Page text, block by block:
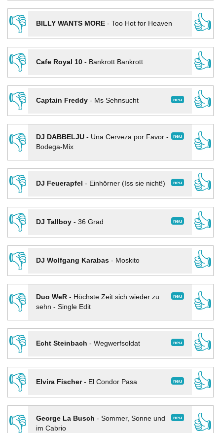
👎
BILLY WANTS MORE- Too Hot for Heaven
👍
👎
Cafe Royal 10- Bankrott Bankrott
👍
👎
neu
Captain Freddy- Ms Sehnsucht
👍
👎
neu
DJ DABBELJU- Una Cerveza por Favor -
Bodega-Mix
👍
👎
neu
DJ Feuerapfel - Einhörner (Iss sie nicht!)
👍
👎
neu
DJ Tallboy- 36 Grad
👍
👎
DJ Wolfgang Karabas- Moskito
👍
👎
neu
Duo WeR- Höchste Zeit sich wieder zu
sehn - Single Edit
👍
👎
neu
Echt Steinbach - Wegwerfsoldat
👍
👎
neu
Elvira Fischer- El Condor Pasa
👍
👎
neu
George La Busch - Sommer, Sonne und
im Cabrio
👍